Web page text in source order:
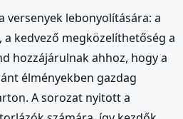
versenyek lebonyolítására: a
kedvező megközelíthetőség a
hozzájárulnak ahhoz, hogy a
élményekben gazdag
A sorozat nyitott a